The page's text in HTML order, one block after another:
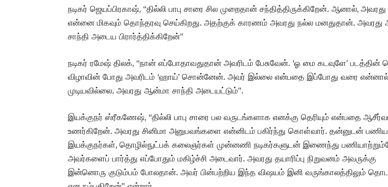
நடிகர் ஜெயப்பிரகாஷ், “தில்லி பாபு சாரை சில முறைதான் சந்தித்திருக்கிறேன். ஆனால், அவரது
என்னை மிகவும் தொந்தரவு செய்கிறது. அதற்குக் காரணம் அவரது நல்ல மனதுதான்.
சாந்தி அடைய பிரார்த்திக்கிறேன்”
நடிகர் ரமேஷ் திலக், “நான் எப்போதாவதுதான் அவரிடம் பேசுவேன். ‘ஓ மை கடவுளே’ படத்தின்
விழாவின் போது அவரிடம் ‘ஹாய்’ சொன்னேன். அவர் இல்லை என்பதை இப்போது வரை
முடியவில்லை. அவரது ஆன்மா சாந்தி அடையட்டும்”.
இயக்குநர் ஸ்ரீகணேஷ், “தில்லி பாபு சாரை பல வருடங்களாக எனக்கு தெரியும் என்பதை
உணர்கிறேன். அவரது சினிமா அனுபவங்களை என்னிடம் பகிர்ந்து கொள்வார். தன்னுடன்
இயக்குநர்கள், தொழில்நுட்பக் கலைஞர்கள் முன்னணி நடிகர்களுடன் இணைந்து
அவர்களைப் பார்த்து எப்போதும் மகிழ்ச்சி அடைவார். அவரது தயாரிப்பு நிறுவனம் அவருக்கு
இன்னொரு குடும்பம் போலதான். அவர் பின்பற்றிய இந்த விஷயம் இனி வருங்காலத்திலும்